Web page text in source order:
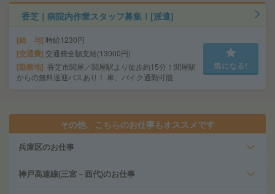
香芝｜病院内作業スタッフ募集！[派遣]
給 与 時給1230円
交通費 交通費全額支給(13000円)
勤務地 香芝市関屋／関屋駅より徒歩約15分！関屋駅
からの無料送迎バスあり！ 車、バイク通勤可能
気になる!
その他、こちらのお仕事もオススメです
兵庫区のお仕事
神戸高速線(三宮－西代)のお仕事